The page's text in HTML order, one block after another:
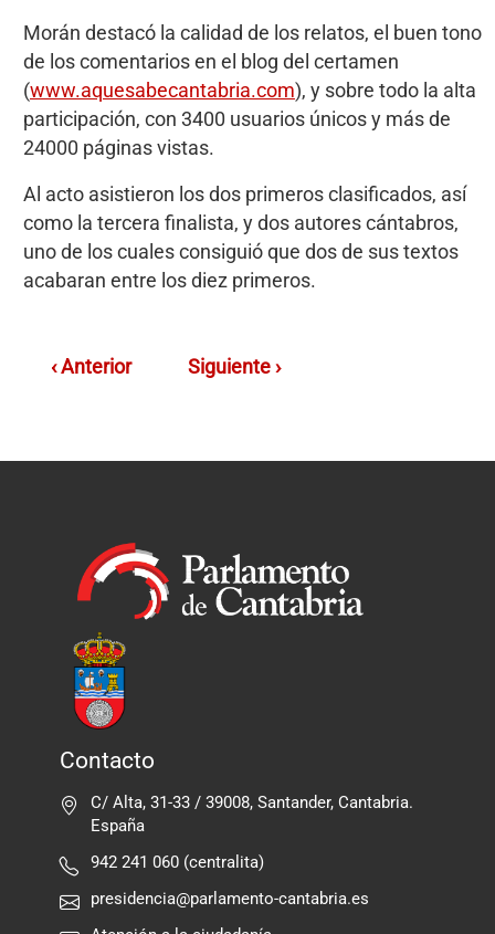
Morán destacó la calidad de los relatos, el buen tono
de los comentarios en el blog del certamen
(www.aquesabecantabria.com), y sobre todo la alta
participación, con 3400 usuarios únicos y más de
24000 páginas vistas.
Al acto asistieron los dos primeros clasificados, así
como la tercera finalista, y dos autores cántabros,
uno de los cuales consiguió que dos de sus textos
acabaran entre los diez primeros.
‹ Anterior Siguiente ›
Contacto
C/ Alta, 31-33 / 39008, Santander, Cantabria.
España
942 241 060 (centralita)
presidencia@parlamento-cantabria.es